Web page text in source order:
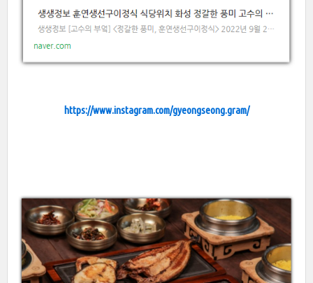
https://www.instagram.com/gyeongseong.gram/